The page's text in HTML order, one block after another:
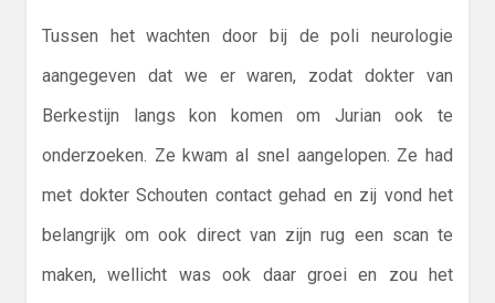
Tussen het wachten door bij de poli neurologie
aangegeven dat we er waren, zodat dokter van
Berkestijn langs kon komen om Jurian ook te
onderzoeken. Ze kwam al snel aangelopen. Ze had
met dokter Schouten contact gehad en zij vond het
belangrijk om ook direct van zijn rug een scan te
maken, wellicht was ook daar groei en zou het